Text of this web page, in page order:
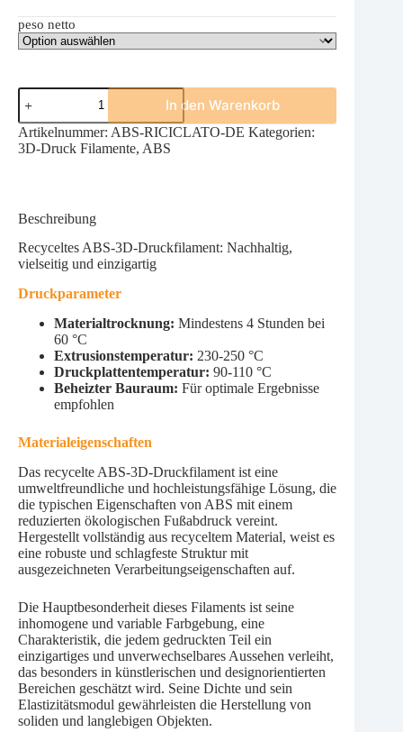
peso netto
Recycelter
ABS
Menge
In den Warenkorb
Artikelnummer: ABS-RICICLATO-DE Kategorien:
3D-Druck Filamente, ABS
Beschreibung
Recyceltes ABS-3D-Druckfilament: Nachhaltig,
vielseitig und einzigartig
Druckparameter
Materialtrocknung: Mindestens 4 Stunden bei
60 °C
Extrusionstemperatur: 230-250 °C
Druckplattentemperatur: 90-110 °C
Beheizter Bauraum: Für optimale Ergebnisse
empfohlen
Materialeigenschaften
Das recycelte ABS-3D-Druckfilament ist eine
umweltfreundliche und hochleistungsfähige Lösung, die
die typischen Eigenschaften von ABS mit einem
reduzierten ökologischen Fußabdruck vereint.
Hergestellt vollständig aus recyceltem Material, weist es
eine robuste und schlagfeste Struktur mit
ausgezeichneten Verarbeitungseigenschaften auf.
Die Hauptbesonderheit dieses Filaments ist seine
inhomogene und variable Farbgebung, eine
Charakteristik, die jedem gedruckten Teil ein
einzigartiges und unverwechselbares Aussehen verleiht,
das besonders in künstlerischen und designorientierten
Bereichen geschätzt wird. Seine Dichte und sein
Elastizitätsmodul gewährleisten die Herstellung von
soliden und langlebigen Objekten.